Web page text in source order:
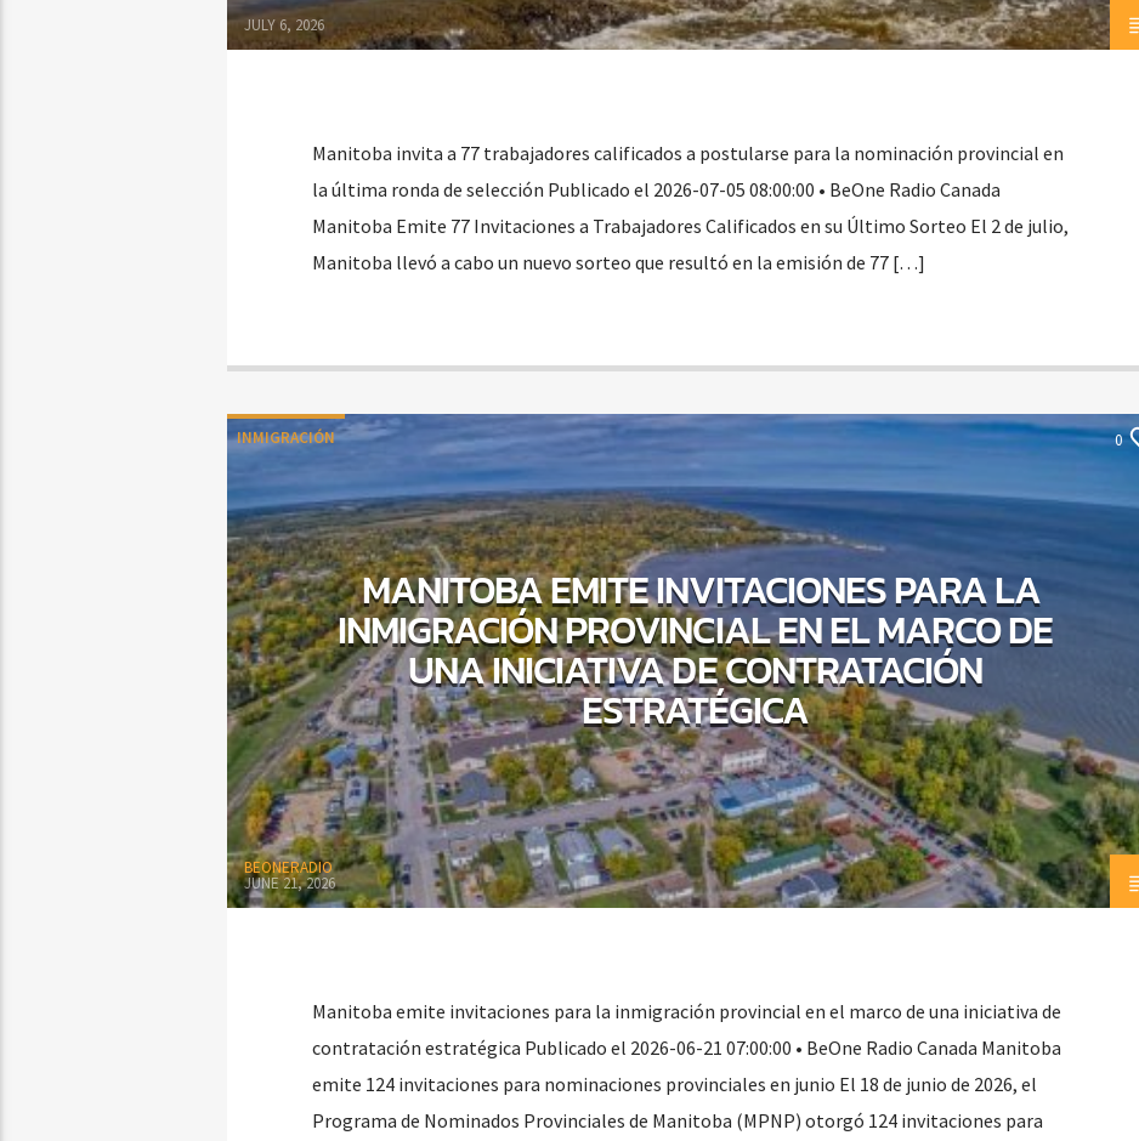
JULY 6, 2026
Manitoba invita a 77 trabajadores calificados a postularse para la nominación provincial en
la última ronda de selección Publicado el 2026-07-05 08:00:00 • BeOne Radio Canada
Manitoba Emite 77 Invitaciones a Trabajadores Calificados en su Último Sorteo El 2 de julio,
Manitoba llevó a cabo un nuevo sorteo que resultó en la emisión de 77 […]
INMIGRACIÓN 0
MANITOBA EMITE INVITACIONES PARA LA
INMIGRACIÓN PROVINCIAL EN EL MARCO DE
UNA INICIATIVA DE CONTRATACIÓN
ESTRATÉGICA
BEONERADIO
JUNE 21, 2026
Manitoba emite invitaciones para la inmigración provincial en el marco de una iniciativa de
contratación estratégica Publicado el 2026-06-21 07:00:00 • BeOne Radio Canada Manitoba
emite 124 invitaciones para nominaciones provinciales en junio El 18 de junio de 2026, el
Programa de Nominados Provinciales de Manitoba (MPNP) otorgó 124 invitaciones para